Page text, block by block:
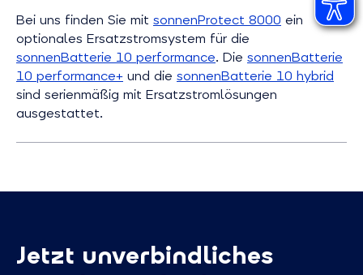
Bei uns finden Sie mit sonnenProtect 8000 ein
optionales Ersatzstromsystem für die
sonnenBatterie 10 performance. Die sonnenBatterie
10 performance+ und die sonnenBatterie 10 hybrid
sind serienmäßig mit Ersatzstromlösungen
ausgestattet.
Jetzt unverbindliches